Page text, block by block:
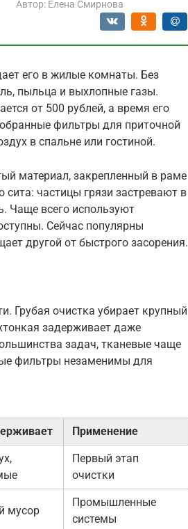
Автор: Елена Смирнова
его в жилые комнаты. Без
пыльца и выхлопные газы.
от 500 рублей, а время его
фильтры для приточной
в спальне или гостиной.
материал, закрепленный в раме
сита: частицы грязи застревают в
Чаще всего используют
Сейчас популярны
другой от быстрого засорения.
Грубая очистка убирает крупный
задерживает даже
задач, тканевые чаще
фильтры незаменимы для
Применение
Первый этап
очистки
мусор
Промышленные
системы